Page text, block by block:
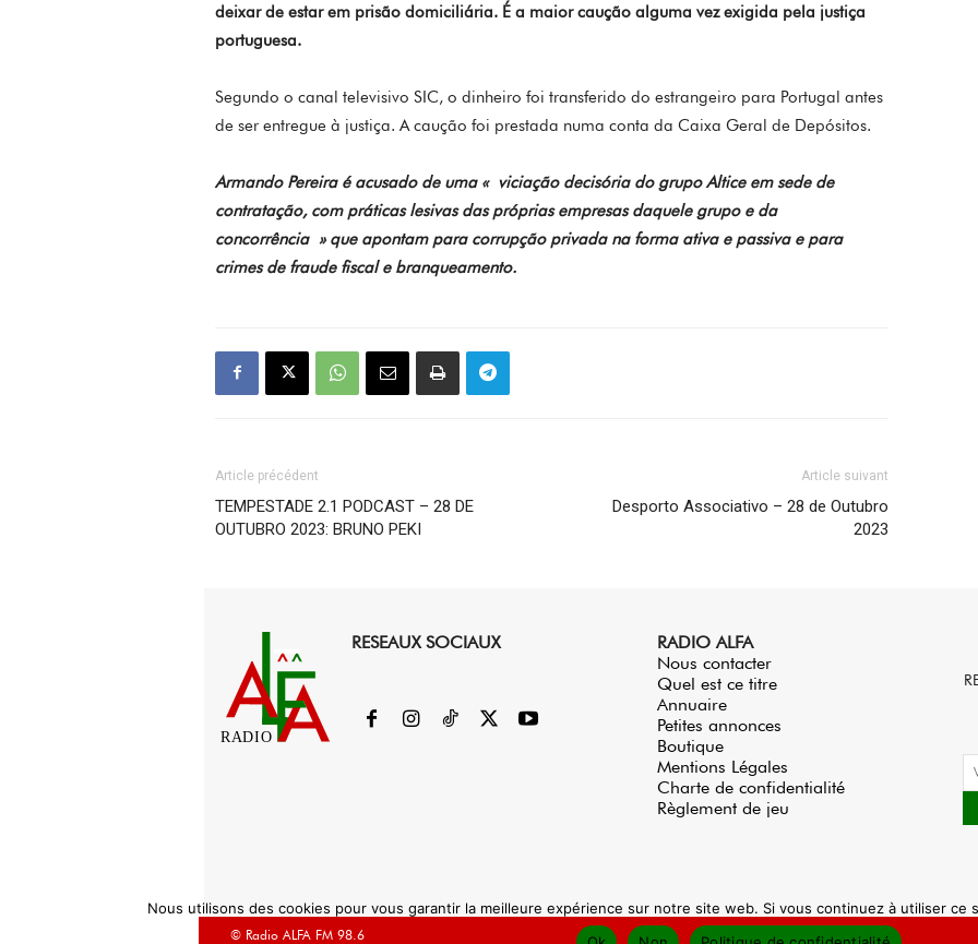
deixar de estar em prisão domiciliária. É a maior caução alguma vez exigida pela justiça
portuguesa.
Segundo o canal televisivo SIC, o dinheiro foi transferido do estrangeiro para Portugal antes
de ser entregue à justiça. A caução foi prestada numa conta da Caixa Geral de Depósitos.
Armando Pereira é acusado de uma « viciação decisória do grupo Altice em sede de
contratação, com práticas lesivas das próprias empresas daquele grupo e da
concorrência » que apontam para corrupção privada na forma ativa e passiva e para
crimes de fraude fiscal e branqueamento.
Article précédent
TEMPESTADE 2.1 PODCAST – 28 DE
OUTUBRO 2023: BRUNO PEKI
Article suivant
Desporto Associativo – 28 de Outubro
2023
RADIO
RESEAUX SOCIAUX
RADIO ALFA
Nous contacter
Quel est ce titre
Annuaire
Petites annonces
Boutique
Mentions Légales
Charte de confidentialité
Règlement de jeu
© Radio ALFA FM 98.6
Nous utilisons des cookies pour vous garantir la meilleure expérience sur notre site web. Si vous continuez à utiliser